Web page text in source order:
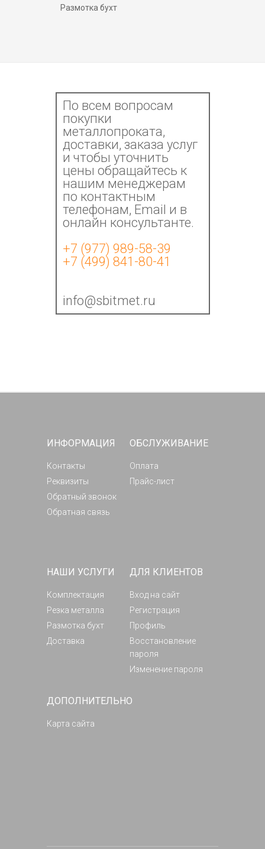
Размотка бухт
По всем вопросам
покупки
металлопроката,
доставки, заказа услуг
и чтобы уточнить
цены обращайтесь к
нашим менеджерам
по контактным
телефонам, Email и в
онлайн консультанте.
+7 (977) 989-58-39
+7 (499) 841-80-41
info@sbitmet.ru
ИНФОРМАЦИЯ
Контакты
Реквизиты
Обратный звонок
Обратная связь
ОБСЛУЖИВАНИЕ
Оплата
Прайс-лист
НАШИ УСЛУГИ
Комплектация
Резка металла
Размотка бухт
Доставка
ДЛЯ КЛИЕНТОВ
Вход на сайт
Регистрация
Профиль
Восстановление
пароля
Изменение пароля
ДОПОЛНИТЕЛЬНО
Карта сайта